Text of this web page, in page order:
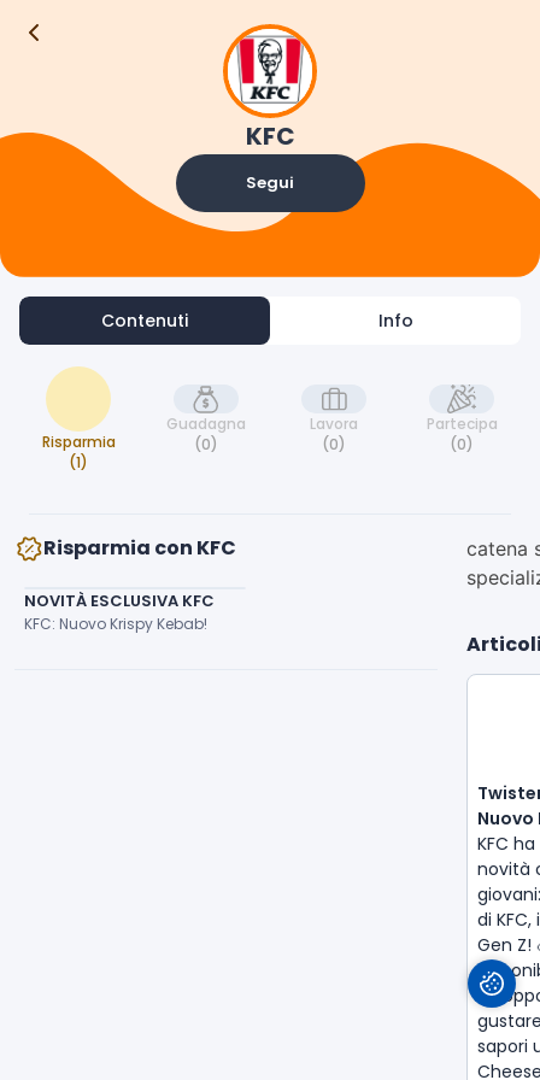
KFC
Segui
Contenuti Info
Risparmia
(1)
Guadagna
(0)
Lavora
(0)
Partecipa
(0)
Risparmia con KFC
NOVITÀ ESCLUSIVA KFC
KFC: Nuovo Krispy Kebab!
catena
Nuovo
KFC
novità
di
Gen Z!
sapori